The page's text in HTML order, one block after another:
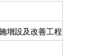
增設及改善工程